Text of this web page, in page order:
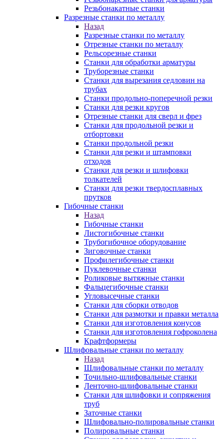
Резьбонакатные станки
Разрезные станки по металлу
Назад
Разрезные станки по металлу
Отрезные станки по металлу
Рельсорезные станки
Станки для обработки арматуры
Труборезные станки
Станки для вырезания седловин на
трубаx
Станки продольно-поперечной резки
Станки для резки кругов
Отрезные станки для сверл и фрез
Станки для продольной резки и
отбортовки
Станки продольной резки
Станки для резки и штамповки
отходов
Станки для резки и шлифовки
толкателей
Станки для резки твердосплавных
прутков
Гибочные станки
Назад
Гибочные станки
Листогибочные станки
Трубогибочное оборудование
Зиговочные станки
Профилегибочные станки
Пуклевочные станки
Роликовые вытяжные станки
Фальцегибочные станки
Угловысечные станки
Станки для сборки отводов
Станки для размотки и правки металла
Станки для изготовления конусов
Станки для изготовления гофроколена
Крафтформеры
Шлифовальные станки по металлу
Назад
Шлифовальные станки по металлу
Точильно-шлифовальные станки
Ленточно-шлифовальные станки
Станки для шлифовки и сопряжения
труб
Заточные станки
Шлифовально-полировальные станки
Полировальные станки